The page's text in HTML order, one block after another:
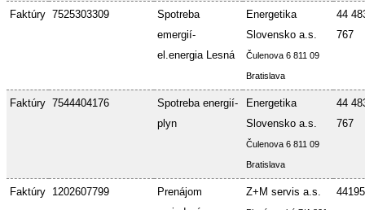
Faktúry 7525303309
Spotreba
emergií-
el.energia Lesná
Energetika
Slovensko a.s.
Čulenova 6 811 09
Bratislava
44
767
Faktúry 7544404176
Spotreba energií-
plyn
Energetika
Slovensko a.s.
Čulenova 6 811 09
Bratislava
44
767
Faktúry 1202607799
Prenájom
Z+M servis a.s.